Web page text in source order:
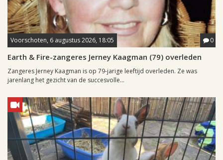
Voorschoten, 6 augustus 2026, 18:05 0
Earth & Fire-zangeres Jerney Kaagman (79) overleden
Zangeres Jerney Kaagman is op 79-jarige leeftijd overleden. Ze was
jarenlang het gezicht van de succesvolle...